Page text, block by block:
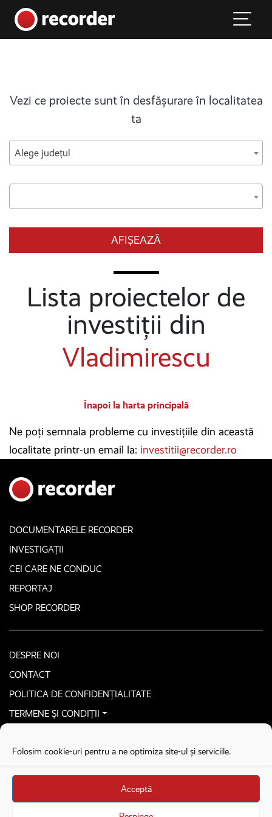
Folosim cookie-uri pentru a ne optimiza site-ul și serviciile.
Acceptă
Main Navigation
Vezi ce proiecte sunt în desfășurare în localitatea
ta
Alege județul
AFIȘEAZĂ
Lista proiectelor de
investiții din
Vladimirescu
Înapoi la harta principală
Ne poți semnala probleme cu investițiile din această
localitate printr-un email la: investitii@recorder.ro
DOCUMENTARELE RECORDER
INVESTIGAȚII
CEI CARE NE CONDUC
REPORTAJ
SHOP RECORDER
DESPRE NOI
CONTACT
POLITICA DE CONFIDENȚIALITATE
TERMENE ȘI CONDIȚII
Stega creative
Brandul Recorder e operat de Asociația Recorder Community, sub licența SC